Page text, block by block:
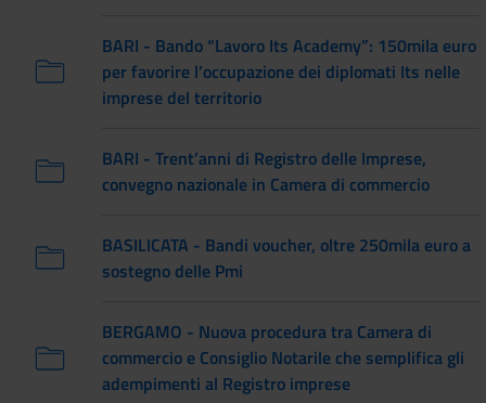
BARI - Bando “Lavoro Its Academy”: 150mila euro
per favorire l’occupazione dei diplomati Its nelle
imprese del territorio
BARI - Trent’anni di Registro delle Imprese,
convegno nazionale in Camera di commercio
BASILICATA - Bandi voucher, oltre 250mila euro a
sostegno delle Pmi
BERGAMO - Nuova procedura tra Camera di
commercio e Consiglio Notarile che semplifica gli
adempimenti al Registro imprese